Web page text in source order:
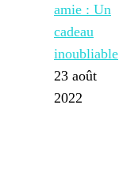
amie : Un
cadeau
inoubliable
23 août
2022